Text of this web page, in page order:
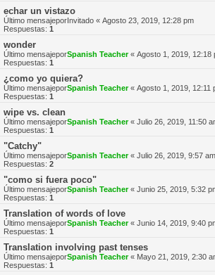
echar un vistazo
Último mensajeporInvitado « Agosto 23, 2019, 12:28 pm
Respuestas: 1
wonder
Último mensajeporSpanish Teacher« Agosto 1, 2019, 12:18
Respuestas: 1
¿como yo quiera?
Último mensajeporSpanish Teacher« Agosto 1, 2019, 12:11
Respuestas: 1
wipe vs. clean
Último mensajeporSpanish Teacher« Julio 26, 2019, 11:50
Respuestas: 1
"Catchy"
Último mensajeporSpanish Teacher« Julio 26, 2019, 9:57 am
Respuestas: 2
"como si fuera poco"
Último mensajeporSpanish Teacher« Junio 25, 2019, 5:32
Respuestas: 1
Translation of words of love
Último mensajeporSpanish Teacher« Junio 14, 2019, 9:40
Respuestas: 1
Translation involving past tenses
Último mensajeporSpanish Teacher« Mayo 21, 2019, 2:30
Respuestas: 1